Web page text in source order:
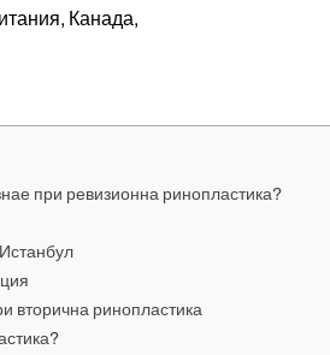
Канада,
при ревизионна ринопластика?
вторична ринопластика